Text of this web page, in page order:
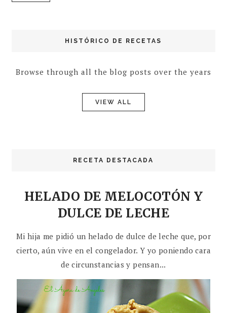
HISTÓRICO DE RECETAS
Browse through all the blog posts over the years
VIEW ALL
RECETA DESTACADA
HELADO DE MELOCOTÓN Y
DULCE DE LECHE
Mi hija me pidió un helado de dulce de leche que, por
cierto, aún vive en el congelador. Y yo poniendo cara
de circunstancias y pensan...